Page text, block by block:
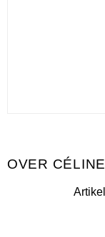
CÉLINE